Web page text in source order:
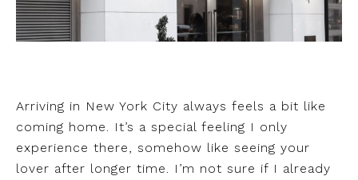
Arriving in New York City always feels a bit like
coming home. It’s a special feeling I only
experience there, somehow like seeing your
lover after longer time. I’m not sure if I already